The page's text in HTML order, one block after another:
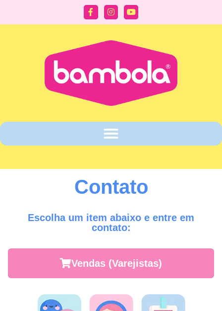
Contato
Escolha um item abaixo e entre em
contato:
Vendas (Varejistas)